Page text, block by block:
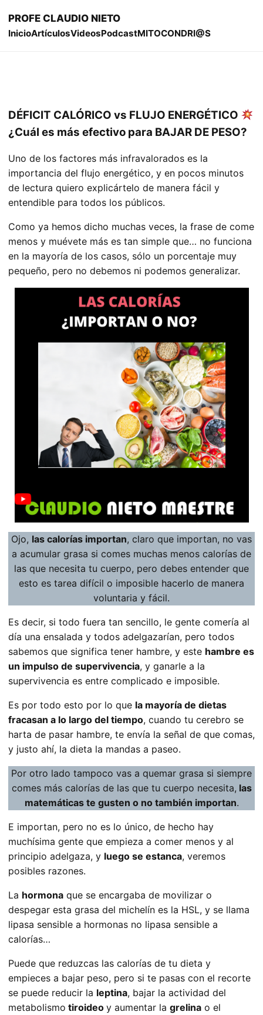
PROFE CLAUDIO NIETO
InicioArtículosVideosPodcastMITOCONDRI@S
DÉFICIT CALÓRICO vs FLUJO ENERGÉTICO
¿Cuál es más efectivo para BAJAR DE PESO?
Uno de los factores más infravalorados es la
importancia del flujo energético, y en pocos minutos
de lectura quiero explicártelo de manera fácil y
entendible para todos los públicos.
Como ya hemos dicho muchas veces, la frase de come
menos y muévete más es tan simple que… no funciona
en la mayoría de los casos, sólo un porcentaje muy
pequeño, pero no debemos ni podemos generalizar.
Ojo, las calorías importan, claro que importan, no vas
a acumular grasa si comes muchas menos calorías de
las que necesita tu cuerpo, pero debes entender que
esto es tarea difícil o imposible hacerlo de manera
voluntaria y fácil.
Es decir, si todo fuera tan sencillo, le gente comería al
día una ensalada y todos adelgazarían, pero todos
sabemos que significa tener hambre, y este hambre es
un impulso de supervivencia, y ganarle a la
supervivencia es entre complicado e imposible.
Es por todo esto por lo que la mayoría de dietas
fracasan a lo largo del tiempo, cuando tu cerebro se
harta de pasar hambre, te envía la señal de que comas,
y justo ahí, la dieta la mandas a paseo.
Por otro lado tampoco vas a quemar grasa si siempre
comes más calorías de las que tu cuerpo necesita, las
matemáticas te gusten o no también importan.
E importan, pero no es lo único, de hecho hay
muchísima gente que empieza a comer menos y al
principio adelgaza, y luego se estanca, veremos
posibles razones.
La hormona que se encargaba de movilizar o
despegar esta grasa del michelín es la HSL, y se llama
lipasa sensible a hormonas no lipasa sensible a
calorías…
Puede que reduzcas las calorías de tu dieta y
empieces a bajar peso, pero si te pasas con el recorte
se puede reducir la leptina, bajar la actividad del
metabolismo tiroideo y aumentar la grelina o el